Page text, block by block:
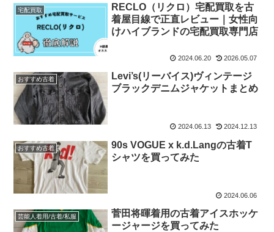
宅配買取
RECLO（リクロ）宅配買取を古
着屋目線で正直レビュー｜女性向
けハイブランドの宅配買取専門店
2024.06.20 2026.05.07
おすすめ古着
Levi’s(リーバイス)ヴィンテージ
ブラックデニムジャケットまとめ
2024.06.13 2024.12.13
おすすめ古着
90s VOGUE x k.d.Langの古着T
シャツを買ってみた
2024.06.06
芸能人着用/古着/私服
菅田将暉着用の古着アイスホッケ
ージャージを買ってみた